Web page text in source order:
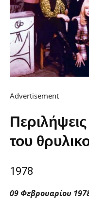
Advertisement
του
1978
09 Φεβρουαρίου